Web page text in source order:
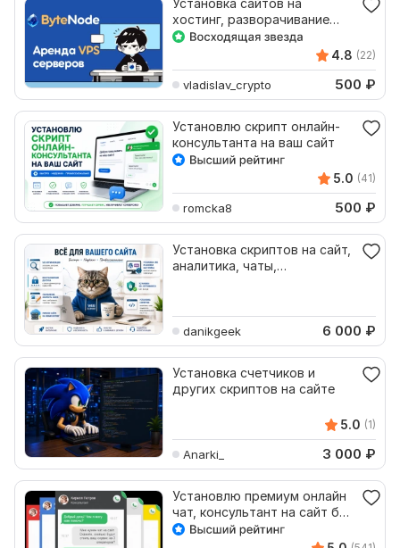
Установка сайтов на
хостинг, разворачивание
скриптов на сервере
4.8 (22)
vladislav_crypto 500 ₽
Установлю скрипт онлайн-
консультанта на ваш сайт
5.0 (41)
romcka8 500 ₽
Установка скриптов на сайт,
аналитика, чаты,
danikgeek 6 000 ₽
Установка счетчиков и
других скриптов на сайте
5.0 (1)
Anarki_ 3 000 ₽
Установлю премиум онлайн
чат, консультант на сайт без
абон платы